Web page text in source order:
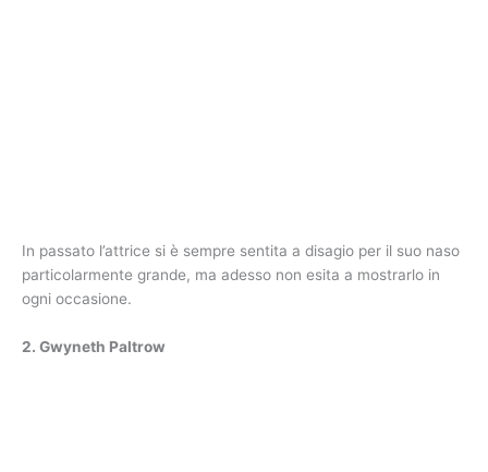
In passato l’attrice si è sempre sentita a disagio per il suo naso
particolarmente grande, ma adesso non esita a mostrarlo in
ogni occasione.
2. Gwyneth Paltrow